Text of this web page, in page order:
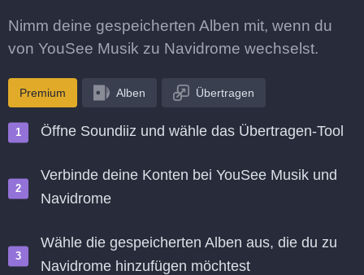
Nimm deine gespeicherten Alben mit, wenn du
von YouSee Musik zu Navidrome wechselst.
Premium Alben Übertragen
Öffne Soundiiz und wähle das Übertragen-Tool
Verbinde deine Konten bei YouSee Musik und
Navidrome
Wähle die gespeicherten Alben aus, die du zu
Navidrome hinzufügen möchtest